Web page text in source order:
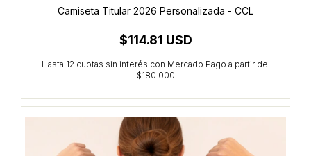
Camiseta Titular 2026 Personalizada - CCL
$114.81 USD